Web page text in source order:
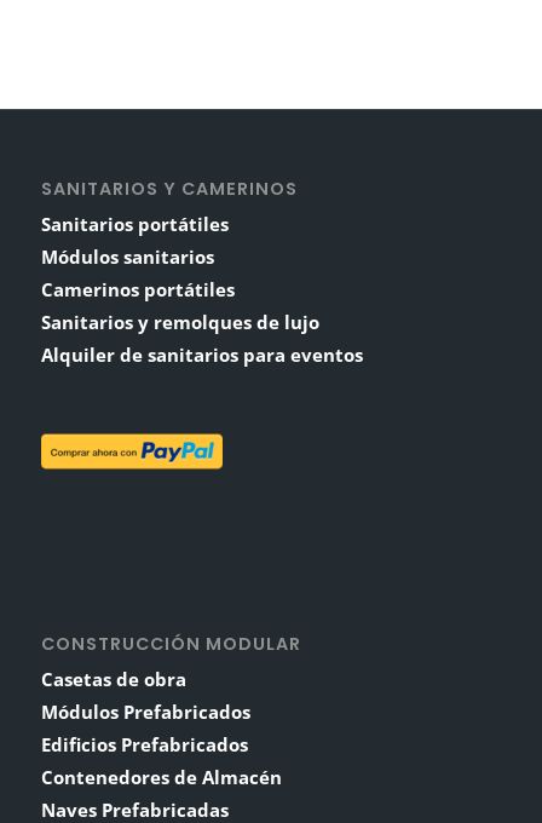
SANITARIOS Y CAMERINOS
Sanitarios portátiles
Módulos sanitarios
Camerinos portátiles
Sanitarios y remolques de lujo
Alquiler de sanitarios para eventos
CONSTRUCCIÓN MODULAR
Casetas de obra
Módulos Prefabricados
Edificios Prefabricados
Contenedores de Almacén
Naves Prefabricadas